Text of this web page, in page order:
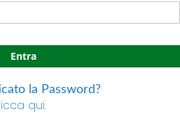
Entra
la Password?
qui.